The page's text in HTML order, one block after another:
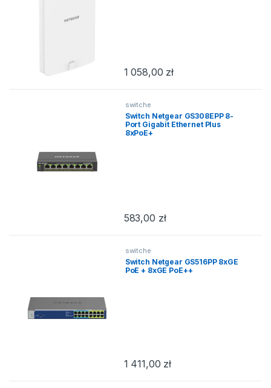
1 058,00 zł
switche
Switch Netgear GS308EPP 8-
Port Gigabit Ethernet Plus
8xPoE+
583,00 zł
switche
Switch Netgear GS516PP 8xGE
PoE + 8xGE PoE++
1 411,00 zł